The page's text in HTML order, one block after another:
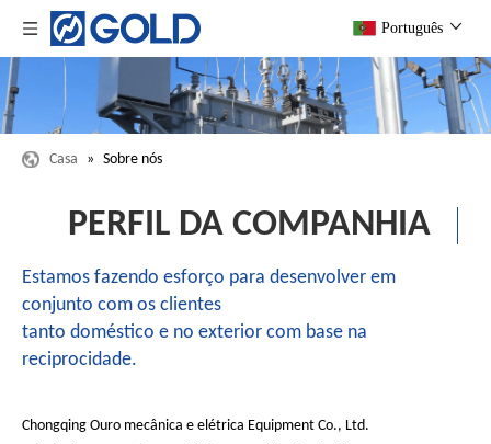
Português
Casa » Sobre nós
PERFIL DA COMPANHIA
Estamos fazendo esforço para desenvolver em
conjunto com os clientes
tanto doméstico e no exterior com base na
reciprocidade.
Chongqing Ouro mecânica e elétrica Equipment Co., Ltd.